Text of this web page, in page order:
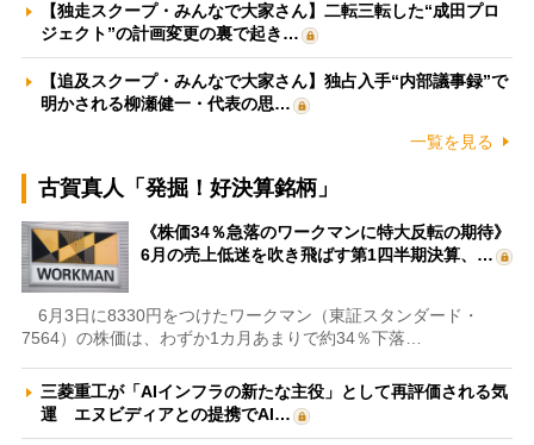
【独走スクープ・みんなで大家さん】二転三転した“成田プロ
ジェクト”の計画変更の裏で起き…
【追及スクープ・みんなで大家さん】独占入手“内部議事録”で
明かされる柳瀬健一・代表の思…
一覧を見る
古賀真人「発掘！好決算銘柄」
《株価34％急落のワークマンに特大反転の期待》
6月の売上低迷を吹き飛ばす第1四半期決算、…
6月3日に8330円をつけたワークマン（東証スタンダード・
7564）の株価は、わずか1カ月あまりで約34％下落…
三菱重工が「AIインフラの新たな主役」として再評価される気
運 エヌビディアとの提携でAI…